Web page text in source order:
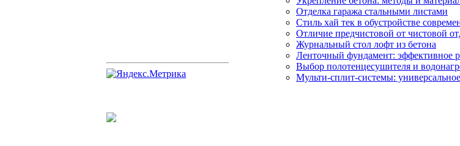
Отделка гаража стальными листами
Стиль хай тек в обустройстве
Отличие предчистовой от чистовой
Журнальный стол лофт из бетона
Ленточный фундамент: эффективное
Выбор полотенцесушителя и
Мульти-сплит-системы: